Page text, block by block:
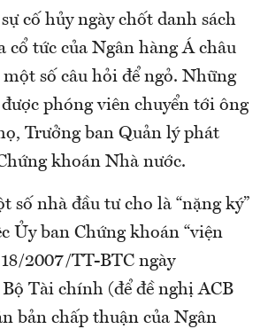
cố hủy ngày chốt danh sách
cổ tức của Ngân hàng Á châu
số câu hỏi để ngỏ. Những
phóng viên chuyển tới ông
Trưởng ban Quản lý phát
khoán Nhà nước.
số nhà đầu tư cho là “nặng ký”
Ủy ban Chứng khoán “viện
2007/TT-BTC ngày
Tài chính (để đề nghị ACB
bản chấp thuận của Ngân